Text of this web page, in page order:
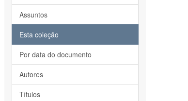
Assuntos
Esta coleção
Por data do documento
Autores
Títulos